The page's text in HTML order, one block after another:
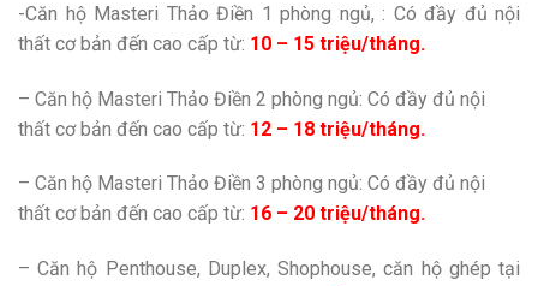
-Căn hộ Masteri Thảo Điền 1 phòng ngủ, : Có đầy đủ nội
thất cơ bản đến cao cấp từ: 10 – 15 triệu/tháng.
– Căn hộ Masteri Thảo Điền 2 phòng ngủ: Có đầy đủ nội
thất cơ bản đến cao cấp từ: 12 – 18 triệu/tháng.
– Căn hộ Masteri Thảo Điền 3 phòng ngủ: Có đầy đủ nội
thất cơ bản đến cao cấp từ: 16 – 20 triệu/tháng.
– Căn hộ Penthouse, Duplex, Shophouse, căn hộ ghép tại